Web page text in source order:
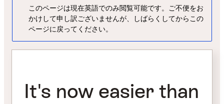
このページは現在英語でのみ閲覧可能です。ご不便をお
かけして申し訳ございませんが、しばらくしてからこの
ページに戻ってください。
It's now easier than